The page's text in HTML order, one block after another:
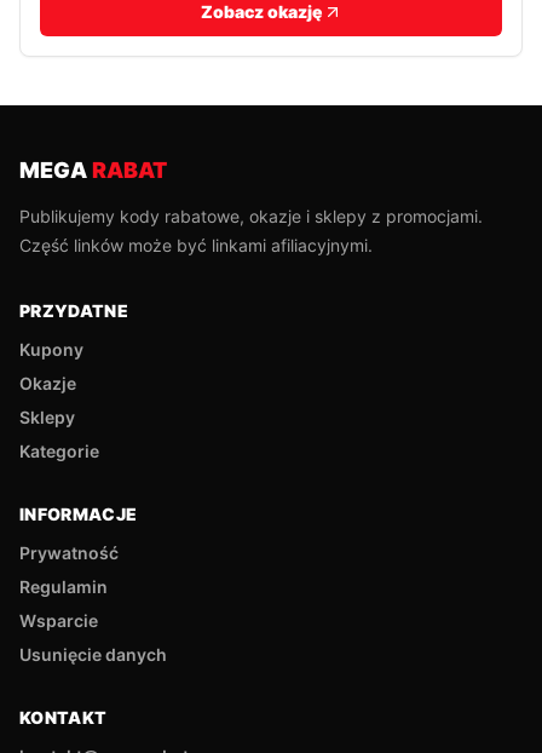
Zobacz okazję
MEGARABAT
Publikujemy kody rabatowe, okazje i sklepy z promocjami.
Część linków może być linkami afiliacyjnymi.
PRZYDATNE
Kupony
Okazje
Sklepy
Kategorie
INFORMACJE
Prywatność
Regulamin
Wsparcie
Usunięcie danych
KONTAKT